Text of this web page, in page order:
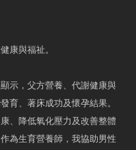
康與福祉。
示，父方營養、代謝健康與
育、著床成功及懷孕結果。
、降低氧化壓力及改善整體
為生育營養師，我協助男性